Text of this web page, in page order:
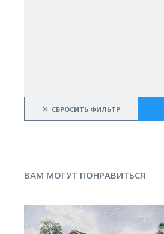
× СБРОСИТЬ ФИЛЬТР
ВАМ МОГУТ ПОНРАВИТЬСЯ